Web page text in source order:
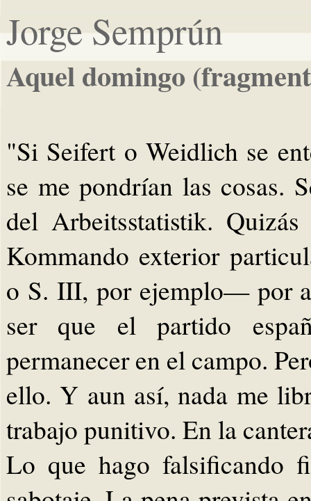
Jorge Semprún
Aquel domingo
"Si Seifert o Weidlich se
se me pondrían las cosas.
del Arbeitsstatistik.
Kommando exterior
o S. III, por ejemplo— por
ser que el partido
permanecer en el campo.
ello. Y aun así, nada me
trabajo punitivo. En la
Lo que hago falsificando